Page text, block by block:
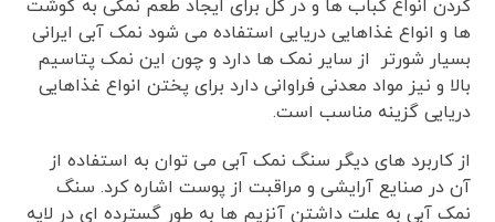
کردن انواع کباب ها و در کل برای ایجاد طعم نمکی به گوشت
ها و انواع غذاهایی دریایی استفاده می شود نمک آبی ایرانی
بسیار شورتر از سایر نمک ها دارد و چون این نمک پتاسیم
بالا و نیز مواد معدنی فراوانی دارد برای پختن انواع غذاهایی
دریایی گزینه مناسب است.
از کاربرد های دیگر سنگ نمک آبی می توان به استفاده از
آن در صنایع آرایشی و مراقبت از پوست اشاره کرد. سنگ
نمک آبی به علت داشتن آنزیم ها به طور گسترده ای در لایه